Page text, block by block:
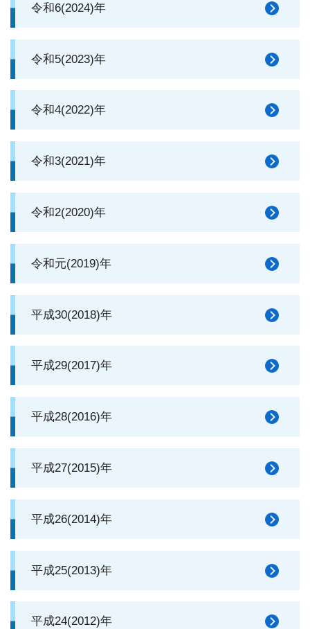
令和6(2024)年
令和5(2023)年
令和4(2022)年
令和3(2021)年
令和2(2020)年
令和元(2019)年
平成30(2018)年
平成29(2017)年
平成28(2016)年
平成27(2015)年
平成26(2014)年
平成25(2013)年
平成24(2012)年